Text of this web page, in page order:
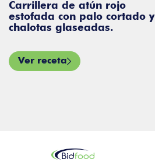
Carrillera de atún rojo
estofada con palo cortado y
chalotas glaseadas.
Ver receta